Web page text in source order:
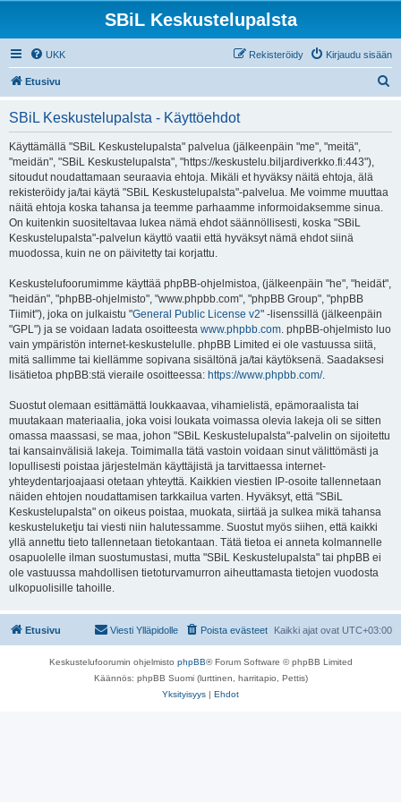
SBiL Keskustelupalsta
UKK Kirjaudu sisään
Rekisteröidy
Etusivu
SBiL Keskustelupalsta - Käyttöehdot
Käyttämällä "SBiL Keskustelupalsta" palvelua (jälkeenpäin "me", "meitä",
"meidän", "SBiL Keskustelupalsta", "https://keskustelu.biljardiverkko.fi:443"),
sitoudut noudattamaan seuraavia ehtoja. Mikäli et hyväksy näitä ehtoja, älä
rekisteröidy ja/tai käytä "SBiL Keskustelupalsta"-palvelua. Me voimme muuttaa
näitä ehtoja koska tahansa ja teemme parhaamme informoidaksemme sinua.
On kuitenkin suositeltavaa lukea nämä ehdot säännöllisesti, koska "SBiL
Keskustelupalsta"-palvelun käyttö vaatii että hyväksyt nämä ehdot siinä
muodossa, kuin ne on päivitetty tai korjattu.
Keskustelufoorumimme käyttää phpBB-ohjelmistoa, (jälkeenpäin "he", "heidät",
"heidän", "phpBB-ohjelmisto", "www.phpbb.com", "phpBB Group", "phpBB
Tiimit"), joka on julkaistu "General Public License v2" -lisenssillä (jälkeenpäin
"GPL") ja se voidaan ladata osoitteesta www.phpbb.com. phpBB-ohjelmisto luo
vain ympäristön internet-keskustelulle. phpBB Limited ei ole vastuussa siitä,
mitä sallimme tai kiellämme sopivana sisältönä ja/tai käytöksenä. Saadaksesi
lisätietoa phpBB:stä vieraile osoitteessa: https://www.phpbb.com/.
Suostut olemaan esittämättä loukkaavaa, vihamielistä, epämoraalista tai
muutakaan materiaalia, joka voisi loukata voimassa olevia lakeja oli se sitten
omassa maassasi, se maa, johon "SBiL Keskustelupalsta"-palvelin on sijoitettu
tai kansainvälisiä lakeja. Toimimalla tätä vastoin voidaan sinut välittömästi ja
lopullisesti poistaa järjestelmän käyttäjistä ja tarvittaessa internet-
yhteydentarjoajaasi otetaan yhteyttä. Kaikkien viestien IP-osoite tallennetaan
näiden ehtojen noudattamisen tarkkailua varten. Hyväksyt, että "SBiL
Keskustelupalsta" on oikeus poistaa, muokata, siirtää ja sulkea mikä tahansa
keskusteluketju tai viesti niin halutessamme. Suostut myös siihen, että kaikki
yllä annettu tieto tallennetaan tietokantaan. Tätä tietoa ei anneta kolmannelle
osapuolelle ilman suostumustasi, mutta "SBiL Keskustelupalsta" tai phpBB ei
ole vastuussa mahdollisen tietoturvamurron aiheuttamasta tietojen vuodosta
ulkopuolisille tahoille.
Etusivu Kaikki ajat ovat UTC+03:00
Poista evästeet
Viesti Ylläpidolle
Keskustelufoorumin ohjelmisto phpBB® Forum Software © phpBB Limited
Käännös: phpBB Suomi (lurttinen, harritapio, Pettis)
Yksityisyys | Ehdot